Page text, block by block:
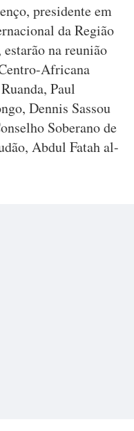
presidente em
da Região
na reunião
Africana
Paul
Dennis Sassou
Soberano de
Abdul Fatah al-